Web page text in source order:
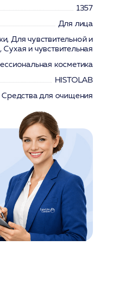
1357
Для лица
Для чувствительной и
и чувствительная
косметика
HISTOLAB
Средства для очищения